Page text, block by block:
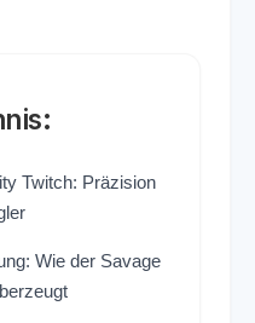
Twitch: Präzision
Wie der Savage